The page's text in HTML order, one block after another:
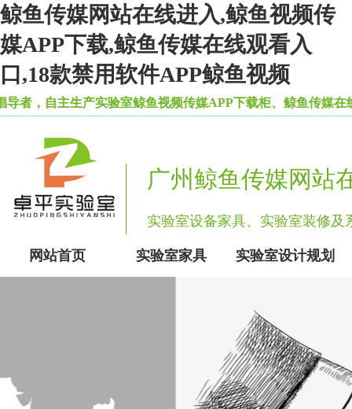
鲸鱼传媒网站在线进入,鲸鱼视频传
媒APP下载,鲸鱼传媒在线观看入
口,18款禁用软件APP鲸鱼视频
自主生产实验室鲸鱼视频传媒APP下载柜、鲸鱼传媒在线
广州鲸鱼传媒网站
实验室设备家具、实验室装修
网站首页 实验室家具 实验室设计规划